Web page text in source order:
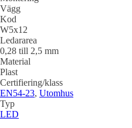
Vägg
Kod
W5x12
Ledararea
0,28 till 2,5 mm
Material
Plast
Certifiering/klass
EN54-23, Utomhus
Typ
LED